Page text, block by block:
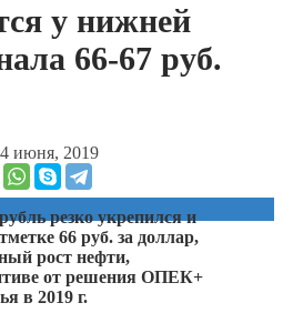
у нижней
66-67 руб.
июня, 2019
резко укрепился и
66 руб. за доллар,
рост нефти,
от решения ОПЕК+
в 2019 г.